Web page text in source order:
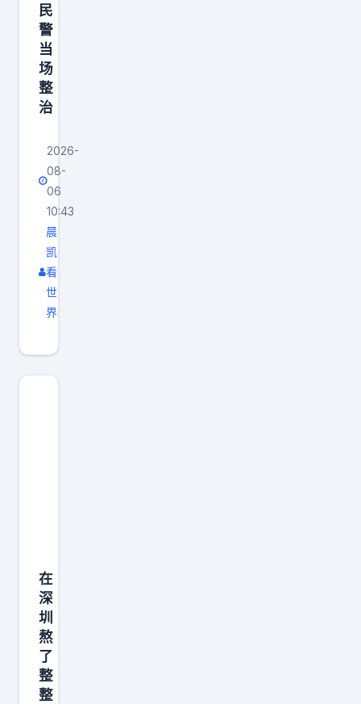
民
警
当
场
整
治
2026-
08-
06
10:43
晨
凯
看
世
界
在
深
圳
熬
了
整
整